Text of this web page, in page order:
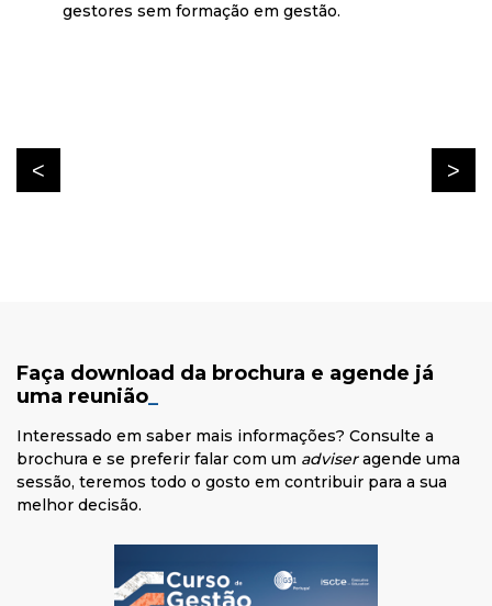
gestores sem formação em gestão.
Faça download da brochura e agende já
uma reunião
Interessado em saber mais informações? Consulte a
brochura e se preferir falar com um adviseragende uma
sessão, teremos todo o gosto em contribuir para a sua
melhor decisão.